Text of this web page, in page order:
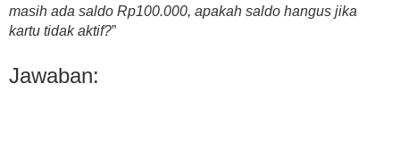
masih ada saldo Rp100.000, apakah saldo hangus jika
kartu tidak aktif?”
Jawaban: